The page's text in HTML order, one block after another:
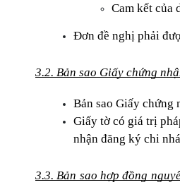
Cam kết của
Đơn đề nghị phải
3.2. Bản sao Giấy chứng
Bản sao Giấy chứng
Giấy tờ có giá trị
nhận đăng ký chi
3.3. Bản sao hợp đồng